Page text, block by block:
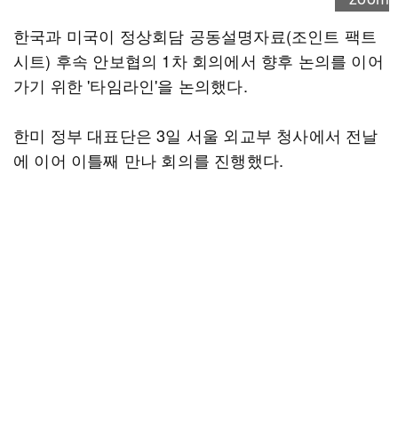
한국과 미국이 정상회담 공동설명자료(조인트 팩트
시트) 후속 안보협의 1차 회의에서 향후 논의를 이어
가기 위한 '타임라인'을 논의했다.
한미 정부 대표단은 3일 서울 외교부 청사에서 전날
에 이어 이틀째 만나 회의를 진행했다.